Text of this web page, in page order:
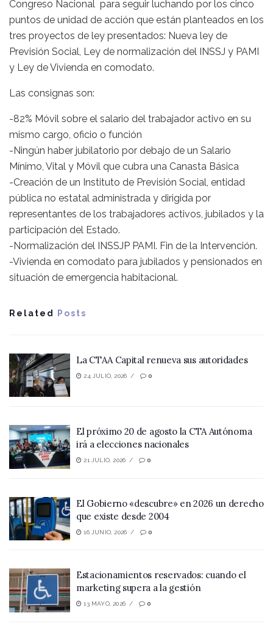
Congreso Nacional para seguir luchando por los cinco
puntos de unidad de acción que están planteados en los
tres proyectos de ley presentados: Nueva ley de
Previsión Social, Ley de normalización del INSSJ y PAMI
y Ley de Vivienda en comodato.
Las consignas son:
-82% Móvil sobre el salario del trabajador activo en su
mismo cargo, oficio o función
-Ningún haber jubilatorio por debajo de un Salario
Mínimo, Vital y Móvil que cubra una Canasta Básica
-Creación de un Instituto de Previsión Social, entidad
pública no estatal administrada y dirigida por
representantes de los trabajadores activos, jubilados y la
participación del Estado.
-Normalización del INSSJP PAMI. Fin de la Intervención.
-Vivienda en comodato para jubilados y pensionados en
situación de emergencia habitacional.
Related Posts
La CTAA Capital renueva sus autoridades
24 JULIO, 2026 0
El próximo 20 de agosto la CTA Autónoma
irá a elecciones nacionales
21 JULIO, 2026 0
El Gobierno «descubre» en 2026 un derecho
que existe desde 2004
16 JUNIO, 2026 0
Estacionamientos reservados: cuando el
marketing supera a la gestión
13 MAYO, 2026 0